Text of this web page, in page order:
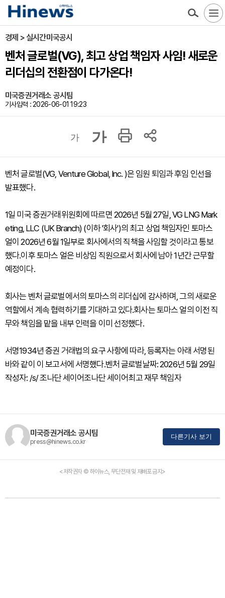
경제 > 실시간미국공시
벤처 글로벌(VG), 최고 상업 책임자 사임! 새로운
리더십의 전환점이 다가온다!
미국증권거래소 공시팀
기사입력 : 2026-06-01 19:23
가 가
벤처 글로벌(VG, Venture Global, Inc. )은 임원 퇴임과 후임 인선을
발표했다.
1일 미국 증권거래위원회에 따르면 2026년 5월 27일, VG LNG Mark
eting, LLC (UK Branch) (이하 '회사')의 최고 상업 책임자인 토마스
얼이 2026년 6월 1일부로 회사에서의 직책을 사임할 것이라고 통보
했다.이후 토마스 얼은 비상임 직원으로서 회사에 남아 1년간 근무할
예정이다.
회사는 벤처 글로벌에서의 토마스의 리더십에 감사하며, 그의 새로운
역할에서 계속 협력하기를 기대하고 있다.회사는 토마스 얼의 이전 직
무와 책임을 맡을 내부 인력을 이미 선정했다.
서명1934년 증권 거래법의 요구 사항에 따라, 등록자는 아래 서명된
바와 같이 이 보고서에 서명했다.벤처 글로벌날짜: 2026년 5월 29일
작성자: /s/ 조나단 세이어조나단 세이어최고 재무 책임자
미국증권거래소 공시팀
press@hinews.co.kr
다른기사 보기
<저작권자 © 하이뉴스, 무단전재 및 재배포 금지>